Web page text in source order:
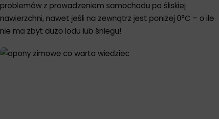
problemów z prowadzeniem samochodu po śliskiej
nawierzchni, nawet jeśli na zewnątrz jest poniżej 0°C – o ile
nie ma zbyt dużo lodu lub śniegu!